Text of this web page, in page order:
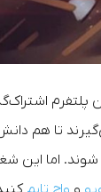
به این پلتفرم
تا هم
اما این